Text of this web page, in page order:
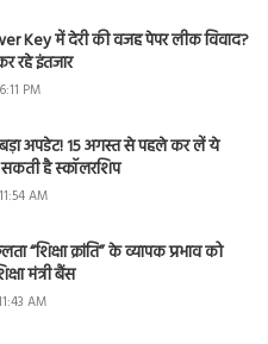
Key में देरी की वजह पेपर लीक विवाद?
रहे इंतजार
PM
बड़ा अपडेट! 15 अगस्त से पहले कर लें ये
है स्कॉलरशिप
AM
“शिक्षा क्रांति” के व्यापक प्रभाव को
मंत्री बैंस
AM